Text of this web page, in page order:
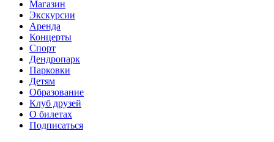
Магазин
Экскурсии
Аренда
Концерты
Спорт
Дендропарк
Парковки
Детям
Образование
Клуб друзей
О билетах
Подписаться